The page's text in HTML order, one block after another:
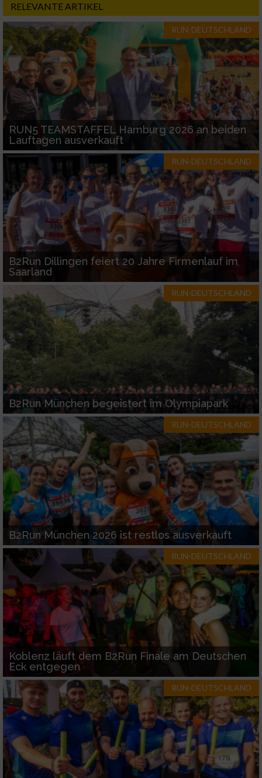
RELEVANTE ARTIKEL
RUN-DEUTSCHLAND
RUN5 TEAMSTAFFEL Hamburg 2026 an beiden
Lauftagen ausverkauft
RUN-DEUTSCHLAND
B2Run Dillingen feiert 20 Jahre Firmenlauf im
Saarland
RUN-DEUTSCHLAND
B2Run München begeistert im Olympiapark
RUN-DEUTSCHLAND
B2Run München 2026 ist restlos ausverkauft
RUN-DEUTSCHLAND
Koblenz läuft dem B2Run Finale am Deutschen
Eck entgegen
RUN-DEUTSCHLAND